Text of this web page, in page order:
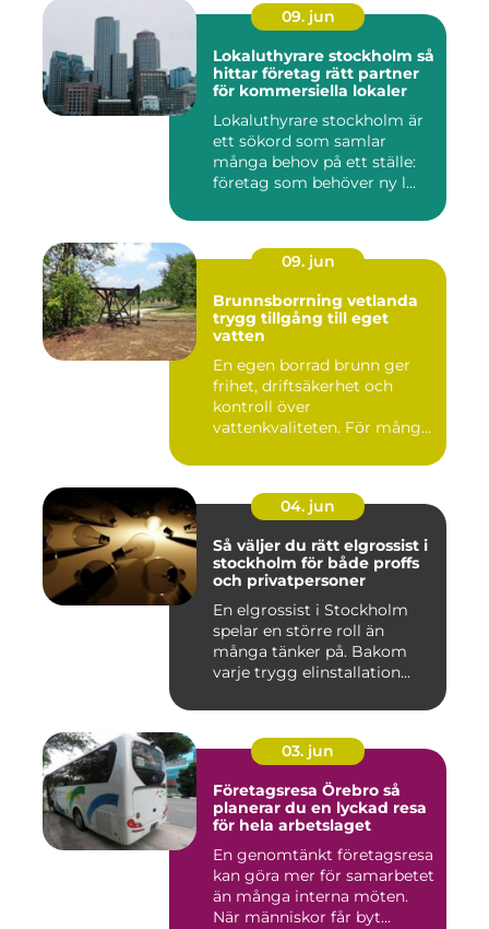
09. jun
Lokaluthyrare stockholm så
hittar företag rätt partner
för kommersiella lokaler
Lokaluthyrare stockholm är
ett sökord som samlar
många behov på ett ställe:
företag som behöver ny l...
09. jun
Brunnsborrning vetlanda
trygg tillgång till eget
vatten
En egen borrad brunn ger
frihet, driftsäkerhet och
kontroll över
vattenkvaliteten. För många
04. jun
Så väljer du rätt elgrossist i
stockholm för både proffs
och privatpersoner
En elgrossist i Stockholm
spelar en större roll än
många tänker på. Bakom
varje trygg elinstallation...
03. jun
Företagsresa Örebro så
planerar du en lyckad resa
för hela arbetslaget
En genomtänkt företagsresa
kan göra mer för samarbetet
än många interna möten.
När människor får byt...